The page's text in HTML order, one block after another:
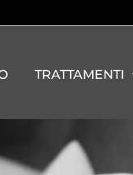
TRATTAMENTI